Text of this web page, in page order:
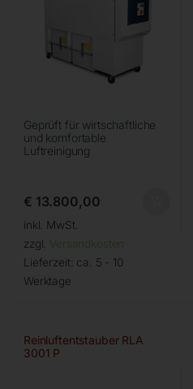
Geprüft für wirtschaftliche
und komfortable
Luftreinigung
€ 13.800,00
inkl. MwSt.
zzgl. Versandkosten
Lieferzeit: ca. 5 - 10
Werktage
Reinluftentstauber RLA
3001 P